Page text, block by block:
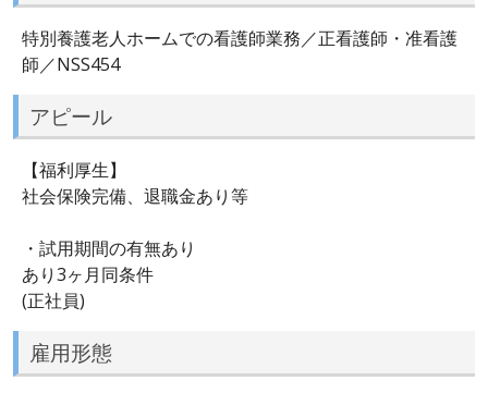
特別養護老人ホームでの看護師業務／正看護師・准看護
師／NSS454
アピール
【福利厚生】
社会保険完備、退職金あり等
・試用期間の有無あり
あり3ヶ月同条件
(正社員)
雇用形態